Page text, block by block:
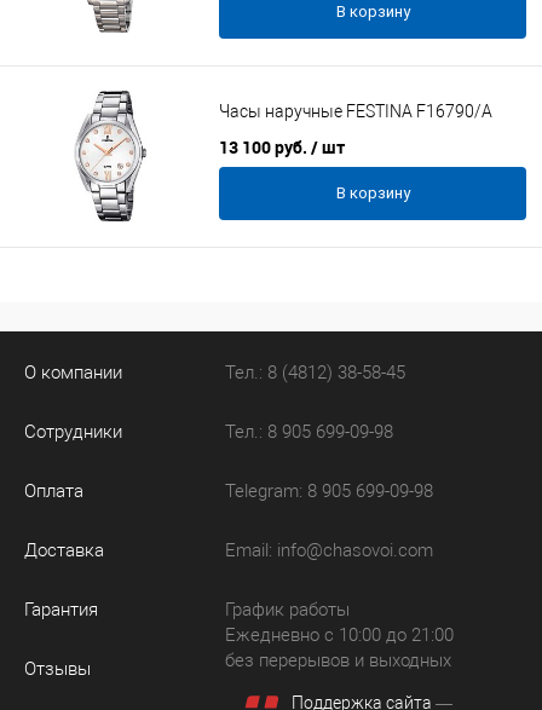
В корзину
Часы наручные FESTINA F16790/A
13 100 руб. / шт
В корзину
О компании
Сотрудники
Оплата
Доставка
Гарантия
Отзывы
Тел.: 8 (4812) 38-58-45
Тел.: 8 905 699-09-98
Telegram: 8 905 699-09-98
Email: info@chasovoi.com
График работы
Ежедневно с 10:00 до 21:00
без перерывов и выходных
Поддержка сайта —